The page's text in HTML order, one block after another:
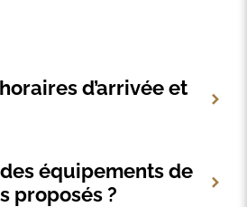
d’arrivée et
équipements de
proposés ?